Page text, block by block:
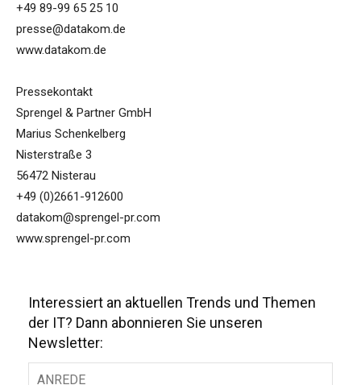
+49 89-99 65 25 10
presse@datakom.de
www.datakom.de
Pressekontakt
Sprengel & Partner GmbH
Marius Schenkelberg
Nisterstraße 3
56472 Nisterau
+49 (0)2661-912600
datakom@sprengel-pr.com
www.sprengel-pr.com
Interessiert an aktuellen Trends und Themen
der IT? Dann abonnieren Sie unseren
Newsletter: